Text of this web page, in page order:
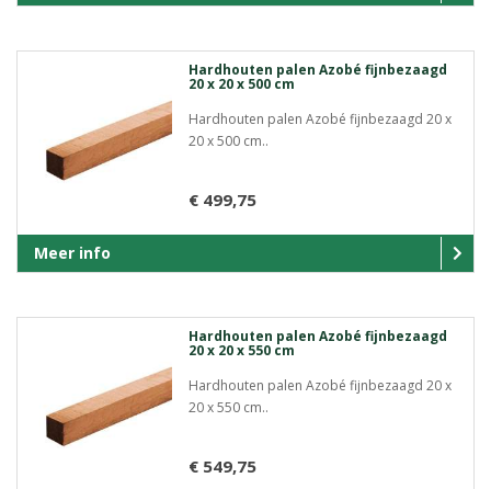
Hardhouten palen Azobé fijnbezaagd
20 x 20 x 500 cm
Hardhouten palen Azobé fijnbezaagd 20 x
20 x 500 cm..
€ 499,75
Meer info
Hardhouten palen Azobé fijnbezaagd
20 x 20 x 550 cm
Hardhouten palen Azobé fijnbezaagd 20 x
20 x 550 cm..
€ 549,75